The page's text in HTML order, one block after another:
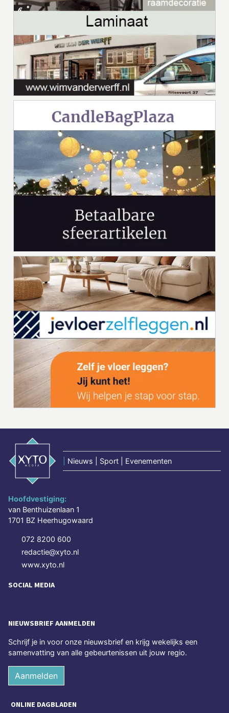
Nieuws | Sport | Evenementen
Hoofdvestiging:
van Benthuizenlaan 1
1701 BZ Heerhugowaard
072 8200 600
redactie@xyto.nl
www.xyto.nl
SOCIAL MEDIA
NIEUWSBRIEF AANMELDEN
Schrijf je in voor onze nieuwsbrief en krijg wekelijks een
samenvatting van alle gebeurtenissen uit jouw regio.
Aanmelden
ONLINE DAGBLADEN